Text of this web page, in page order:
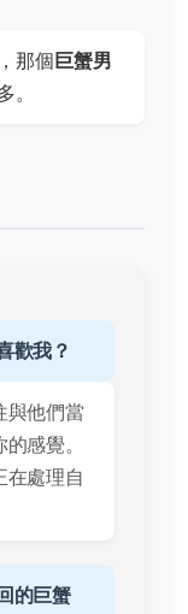
那個巨蟹男
。
歡我？
與他們當
感覺。
在處理自
的巨蟹